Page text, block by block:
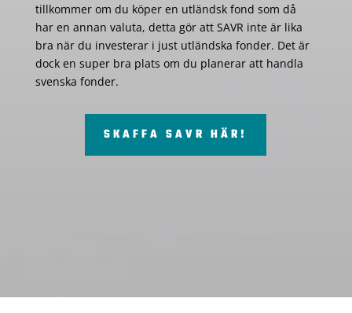
tillkommer om du köper en utländsk fond som då
har en annan valuta, detta gör att SAVR inte är lika
bra när du investerar i just utländska fonder. Det är
dock en super bra plats om du planerar att handla
svenska fonder.
SKAFFA SAVR HÄR!